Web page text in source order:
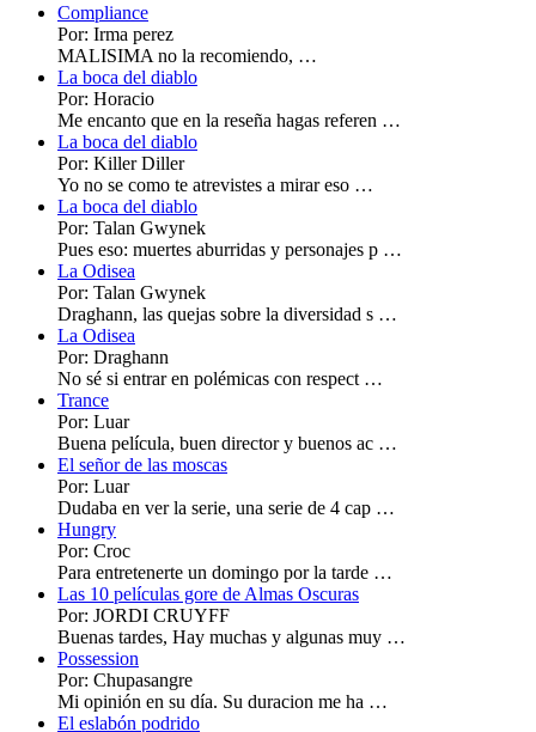
Compliance
Por: Irma perez
MALISIMA no la recomiendo, …
La boca del diablo
Por: Horacio
Me encanto que en la reseña hagas referen …
La boca del diablo
Por: Killer Diller
Yo no se como te atrevistes a mirar eso …
La boca del diablo
Por: Talan Gwynek
Pues eso: muertes aburridas y personajes p …
La Odisea
Por: Talan Gwynek
Draghann, las quejas sobre la diversidad s …
La Odisea
Por: Draghann
No sé si entrar en polémicas con respect …
Trance
Por: Luar
Buena película, buen director y buenos ac …
El señor de las moscas
Por: Luar
Dudaba en ver la serie, una serie de 4 cap …
Hungry
Por: Croc
Para entretenerte un domingo por la tarde …
Las 10 películas gore de Almas Oscuras
Por: JORDI CRUYFF
Buenas tardes, Hay muchas y algunas muy …
Possession
Por: Chupasangre
Mi opinión en su día. Su duracion me ha …
El eslabón podrido